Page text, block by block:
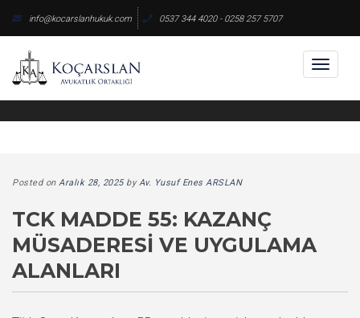
content
info@kocarslanhukuk.com 0537 344 4020 - 0258 257 5707
Posted on Aralık 28, 2025byAv. Yusuf Enes ARSLAN
TCK MADDE 55: KAZANÇ
MÜSADERESI VE UYGULAMA
ALANLARI